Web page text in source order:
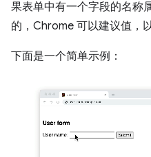
果表单中有一个字段的名称
的，Chrome 可以建议值，
下面是一个简单示例：